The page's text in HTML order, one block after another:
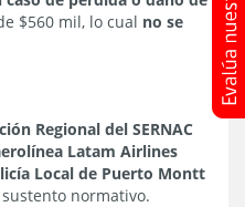
$560 mil, lo cual no se
Regional del SERNAC
Latam Airlines
Local de Puerto Montt
normativo.